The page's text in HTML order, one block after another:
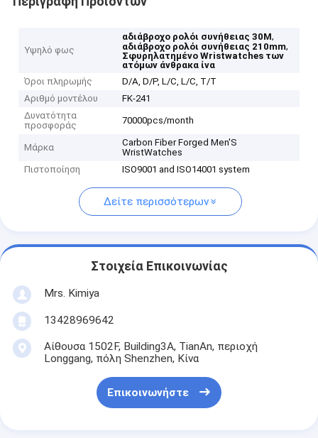
Υψηλό φως
αδιάβροχο ρολόι συνήθειας 30M,
αδιάβροχο ρολόι συνήθειας 210mm,
Σφυρηλατημένο Wristwatches των
ατόμων άνθρακα ίνα
Όροι πληρωμής
D/A, D/P, L/C, L/C, T/T
Αριθμό μοντέλου
FK-241
Δυνατότητα
προσφοράς
70000pcs/month
Μάρκα
Carbon Fiber Forged Men'S
WristWatches
Πιστοποίηση
ISO9001 and ISO14001 system
Δείτε περισσότερων
Στοιχεία Επικοινωνίας
Mrs. Kimiya
13428969642
Αίθουσα 1502F, Building3A, TianAn, περιοχή
Longgang, πόλη Shenzhen, Κίνα
Επικοινωνήστε